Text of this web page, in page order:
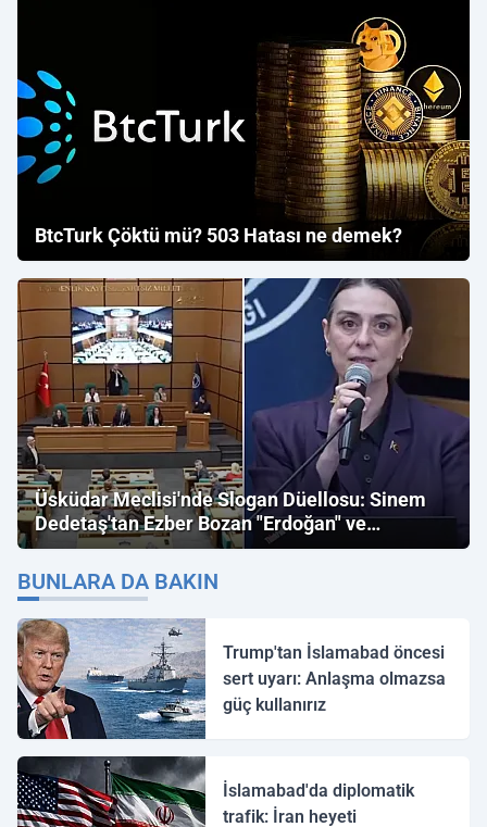
BtcTurk Çöktü mü? 503 Hatası ne demek?
Üsküdar Meclisi'nde Slogan Düellosu: Sinem
Dedetaş'tan Ezber Bozan "Erdoğan" ve
"İmamoğlu" Çıkışı!
BUNLARA DA BAKIN
Trump'tan İslamabad öncesi
sert uyarı: Anlaşma olmazsa
güç kullanırız
İslamabad'da diplomatik
trafik: İran heyeti